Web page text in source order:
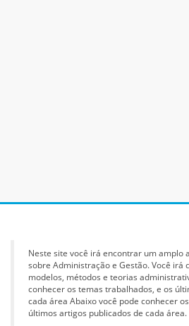
Neste site você irá encontrar um amplo
sobre Administração e Gestão. Você irá
modelos, métodos e teorias
conhecer os temas trabalhados, e os
cada área Abaixo você pode conhecer
últimos artigos publicados de cada área.